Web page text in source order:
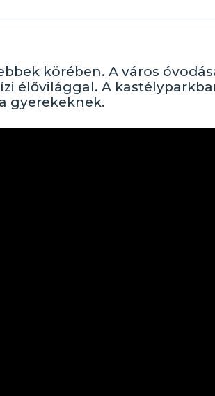
körében. A város
élővilággal. A
gyerekeknek.